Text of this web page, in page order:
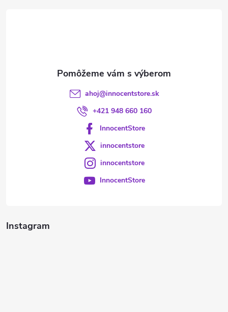
Instagram
ahoj@innocentstore.sk
+421 948 660 160
InnocentStore
innocentstore
innocentstore
InnocentStore